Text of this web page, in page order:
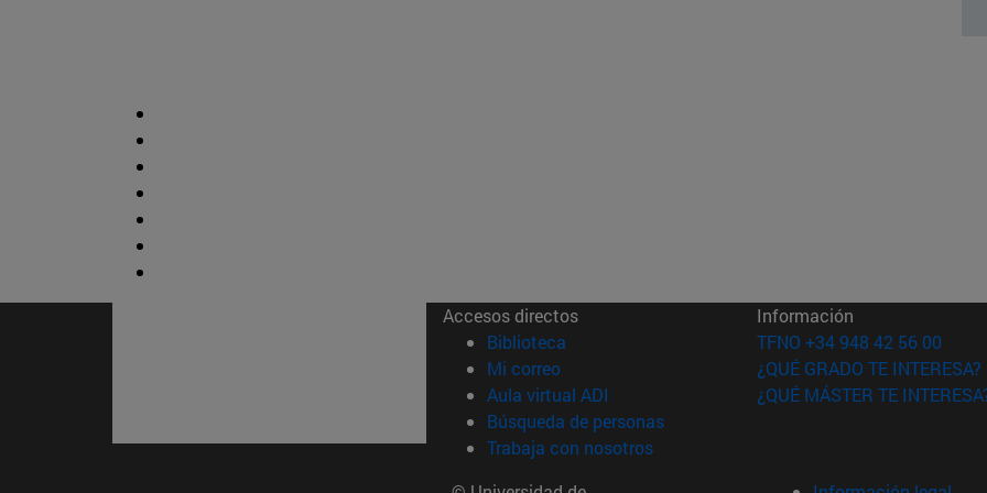
Accesos directos
Biblioteca (abre en nueva ventana)
Mi correo(abre en nueva ventana)
Aula virtual ADI (abre en nueva ventana)
Búsqueda de personas(abre en nueva ventana)
Trabaja con nosotros(abre en nueva ventana)
Información
TFNO +34 948 42 56 00
¿QUÉ GRADO TE INTERESA?
¿QUÉ MÁSTER TE